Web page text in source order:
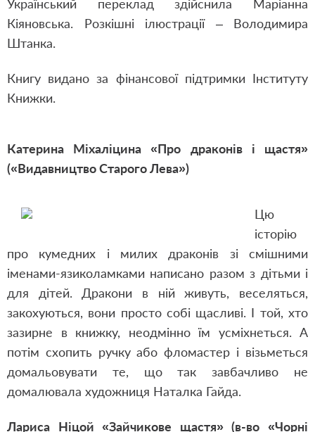
Український переклад здійснила Маріанна
Кіяновська. Розкішні ілюстрації – Володимира
Штанка.
Книгу видано за фінансової підтримки Інституту
Книжки.
Катерина Міхаліцина «Про драконів і щастя»
(«Видавництво Старого Лева»)
Цю
історію
про кумедних і милих драконів зі смішними
іменами-язиколамками написано разом з дітьми і
для дітей. Дракони в ній живуть, веселяться,
закохуються, вони просто собі щасливі. І той, хто
зазирне в книжку, неодмінно їм усміхнеться. А
потім схопить ручку або фломастер і візьметься
домальовувати те, що так завбачливо не
домалювала художниця Наталка Гайда.
Лариса Ніцой «Зайчикове щастя» (в-во «Чорні